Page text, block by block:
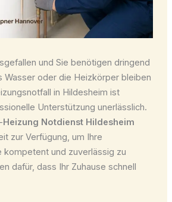
und Sie benötigen dringend
Wasser oder die Heizkörper bleiben
in Hildesheim ist
Unterstützung unerlässlich.
Heizung Notdienst Hildesheim
zur Verfügung, um Ihre
kompetent und zuverlässig zu
dafür, dass Ihr Zuhause schnell